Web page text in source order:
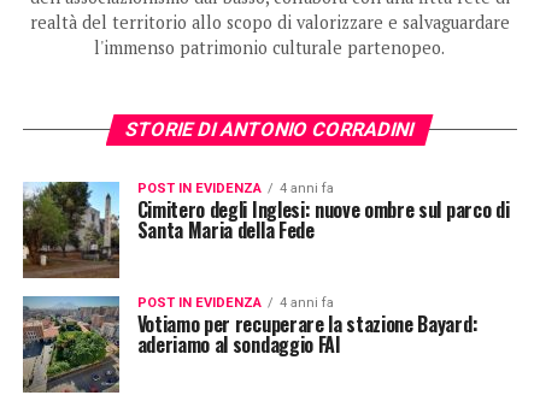
realtà del territorio allo scopo di valorizzare e salvaguardare
l'immenso patrimonio culturale partenopeo.
STORIE DI ANTONIO CORRADINI
POST IN EVIDENZA 4 anni fa
Cimitero degli Inglesi: nuove ombre sul parco di
Santa Maria della Fede
POST IN EVIDENZA 4 anni fa
Votiamo per recuperare la stazione Bayard:
aderiamo al sondaggio FAI